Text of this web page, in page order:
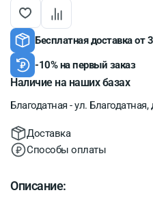
Бесплатная доставка от
-10% на первый заказ
Наличие на наших базах
Благодатная - ул. Благодатная,
Доставка
Способы оплаты
Описание: